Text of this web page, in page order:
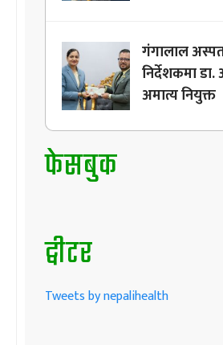
गंगालाल
निर्देशकमा
अमात्य नियुक्त
फेसबुक
ट्वीटर
Tweets by nepalihealth